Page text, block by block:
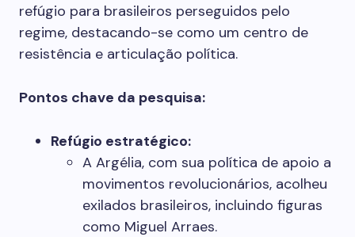
refúgio para brasileiros perseguidos pelo
regime, destacando-se como um centro de
resistência e articulação política.
Pontos chave da pesquisa:
Refúgio estratégico:
A Argélia, com sua política de apoio a
movimentos revolucionários, acolheu
exilados brasileiros, incluindo figuras
como Miguel Arraes.